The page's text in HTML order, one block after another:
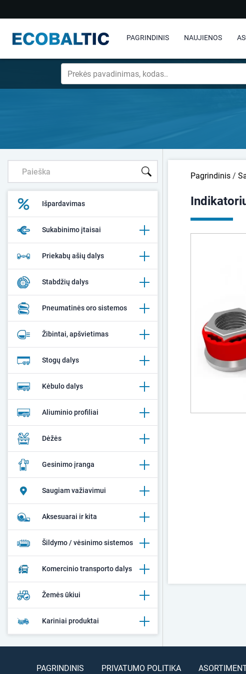
PAGRINDINIS NAUJIENOS
Išpardavimas
Sukabinimo įtaisai
Priekabų ašių dalys
Stabdžių dalys
Pneumatinės oro sistemos
Žibintai, apšvietimas
Stogų dalys
Kėbulo dalys
Aliuminio profiliai
Dėžės
Gesinimo įranga
Saugiam važiavimui
Aksesuarai ir kita
Šildymo / vėsinimo sistemos
Komercinio transporto dalys
Žemės ūkiui
Kariniai produktai
Pagrindinis /
PAGRINDINIS PRIVATUMO POLITIKA